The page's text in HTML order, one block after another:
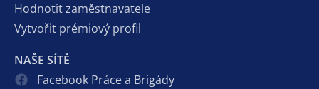
Hodnotit zaměstnavatele
Vytvořit prémiový profil
NAŠE SÍTĚ
Facebook Práce a Brigády